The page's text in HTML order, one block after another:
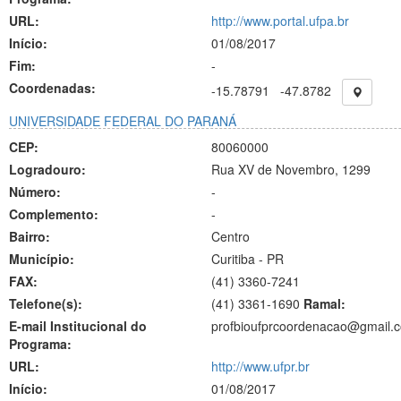
URL:
http://www.portal.ufpa.br
Início:
01/08/2017
Fim:
-
Coordenadas:
-15.78791
-47.8782
UNIVERSIDADE FEDERAL DO PARANÁ
CEP:
80060000
Logradouro:
Rua XV de Novembro, 1299
Número:
-
Complemento:
-
Bairro:
Centro
Município:
Curitiba - PR
FAX:
(41) 3360-7241
Telefone(s):
(41) 3361-1690 Ramal:
E-mail Institucional do
Programa:
URL:
http://www.ufpr.br
Início:
01/08/2017